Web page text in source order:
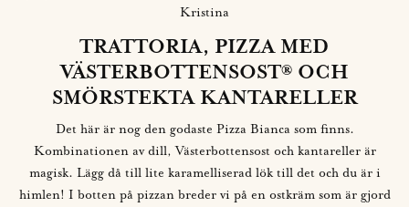
Kristina
TRATTORIA, PIZZA MED
VÄSTERBOTTENSOST® OCH
SMÖRSTEKTA KANTARELLER
Det här är nog den godaste Pizza Bianca som finns.
Kombinationen av dill, Västerbottensost och kantareller är
magisk. Lägg då till lite karamelliserad lök till det och du är i
himlen! I botten på pizzan breder vi på en ostkräm som är gjord